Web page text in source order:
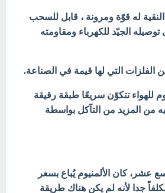
له قوّة ومرونة ، قابل للسحب
الجيّد للكهرباء ومقاومته
الفلزات التي لها قيمة في الصناعة.
للهواء تتكوّن سريعًا طبقة رقيقة
من المزيد من التآكل بواسطة
عشر، كان الألمنيوم يُباع بسعر
جدا لأنه لم يكن هناك طريقة